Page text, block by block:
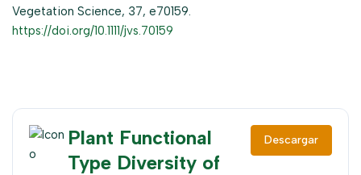
Vegetation Science, 37, e70159.
https://doi.org/10.1111/jvs.70159
Plant Functional
Type Diversity of
Descargar